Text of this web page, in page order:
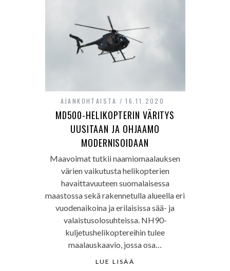
AJANKOHTAISTA 16.11.2020
MD500-HELIKOPTERIN VÄRITYS
UUSITAAN JA OHJAAMO
MODERNISOIDAAN
Maavoimat tutkii naamiomaalauksen
värien vaikutusta helikopterien
havaittavuuteen suomalaisessa
maastossa sekä rakennetulla alueella eri
vuodenaikoina ja erilaisissa sää- ja
valaistusolosuhteissa. NH90-
kuljetushelikoptereihin tulee
maalauskaavio, jossa osa…
LUE LISÄÄ